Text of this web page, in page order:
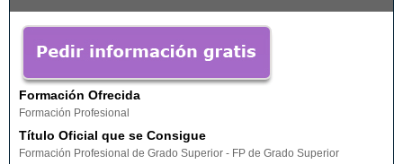
Formación Ofrecida
Formación Profesional
Título Oficial que se Consigue
Formación Profesional de Grado Superior - FP de Grado Superior